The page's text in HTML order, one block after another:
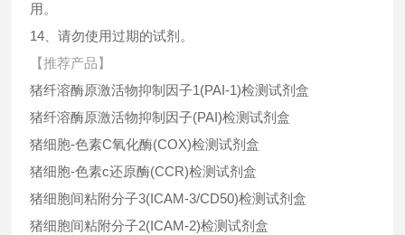
用。
14、请勿使用过期的试剂。
【推荐产品】
猪纤溶酶原激活物抑制因子1(PAI-1)检测试剂盒
猪纤溶酶原激活物抑制因子(PAI)检测试剂盒
猪细胞-色素C氧化酶(COX)检测试剂盒
猪细胞-色素c还原酶(CCR)检测试剂盒
猪细胞间粘附分子3(ICAM-3/CD50)检测试剂盒
猪细胞间粘附分子2(ICAM-2)检测试剂盒